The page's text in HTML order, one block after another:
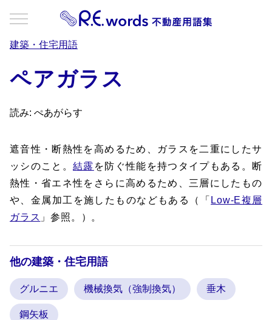
建築・住宅用語
ペアガラス
読み: ぺあがらす
遮音性・断熱性を高めるため、ガラスを二重にしたサ
ッシのこと。結露 を防ぐ性能を持つタイプもある。断
熱性・省エネ性をさらに高めるため、三層にしたもの
や、金属加工を施したものなどもある（「 Low-E複層
ガラス 」参照。）。
他の建築・住宅用語
グルニエ 機械換気（強制換気） 垂木
鋼矢板